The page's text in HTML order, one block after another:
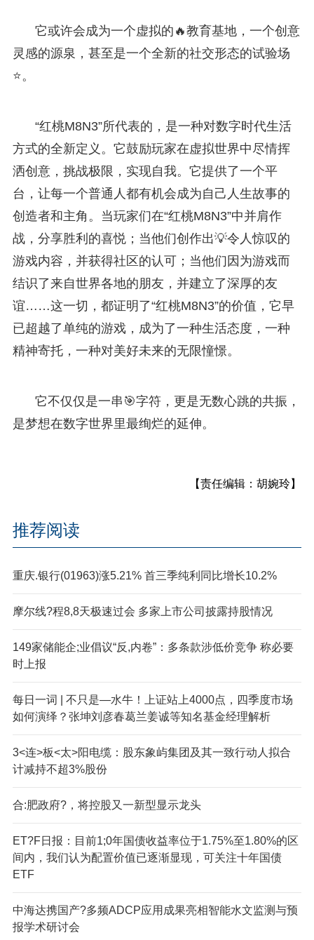
它或许会成为一个虚拟的🔥教育基地，一个创意
灵感的源泉，甚至是一个全新的社交形态的试验场
⭐。
“红桃M8N3”所代表的，是一种对数字时代生活
方式的全新定义。它鼓励玩家在虚拟世界中尽情挥
洒创意，挑战极限，实现自我。它提供了一个平
台，让每一个普通人都有机会成为自己人生故事的
创造者和主角。当玩家们在“红桃M8N3”中并肩作
战，分享胜利的喜悦；当他们创作出💡令人惊叹的
游戏内容，并获得社区的认可；当他们因为游戏而
结识了来自世界各地的朋友，并建立了深厚的友
谊……这一切，都证明了“红桃M8N3”的价值，它早
已超越了单纯的游戏，成为了一种生活态度，一种
精神寄托，一种对美好未来的无限憧憬。
它不仅仅是一串🎯字符，更是无数心跳的共振，
是梦想在数字世界里最绚烂的延伸。
【责任编辑：胡婉玲】
推荐阅读
重庆.银行(01963)涨5.21% 首三季纯利同比增长10.2%
摩尔线?程8,8天极速过会 多家上市公司披露持股情况
149家储能企;业倡议“反,内卷”：多条款涉低价竞争 称必要
时上报
每日一词 | 不只是—水牛！上证站上4000点，四季度市场
如何演绎？张坤刘彦春葛兰姜诚等知名基金经理解析
3<连>板<太>阳电缆：股东象屿集团及其一致行动人拟合
计减持不超3%股份
合:肥政府?，将控股又一新型显示龙头
ET?F日报：目前1;0年国债收益率位于1.75%至1.80%的区
间内，我们认为配置价值已逐渐显现，可关注十年国债
ETF
中海达携国产?多频ADCP应用成果亮相智能水文监测与预
报学术研讨会